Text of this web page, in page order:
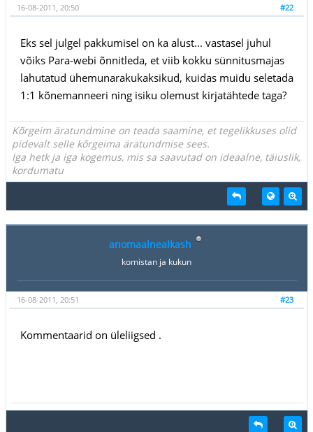
#22
16-08-2011, 20:50
Eks sel julgel pakkumisel on ka alust... vastasel juhul
võiks Para-webi õnnitleda, et viib kokku sünnitusmajas
lahutatud ühemunarakukaksikud, kuidas muidu seletada
1:1 kõnemanneeri ning isiku olemust kirjatähtede taga?
Kõrgeim äratundmine on teada saamine, et tegelikkuses olid
pidevalt selle kõrgeima äratundmise sees.
Iga hetk ja iga kogemus, mis sa saavutad on ideaalne, täiuslik,
kordumatu
anomaalnealkash
komistan ja kukun
#23
16-08-2011, 20:51
Kommentaarid on üleliigsed .